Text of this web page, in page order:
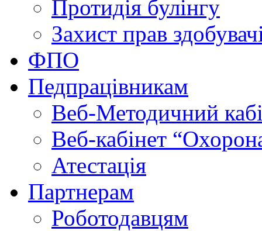
Протидія булінгу
Захист прав
ФПО
Педпрацівникам
Веб-Методичний
Веб-кабінет
Атестація
Партнерам
Роботодавцям